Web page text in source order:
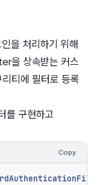
을 처리하기 위해
을 상속받는 커스
티에 필터로 등록
를 구현하고
Copy